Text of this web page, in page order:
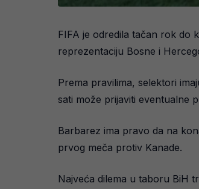
FIFA je odredila tačan rok do
reprezentaciju Bosne i
Prema pravilima, selektori
sati može prijaviti eventualne
Barbarez ima pravo da na
prvog meča protiv Kanade.
Najveća dilema u taboru BiH